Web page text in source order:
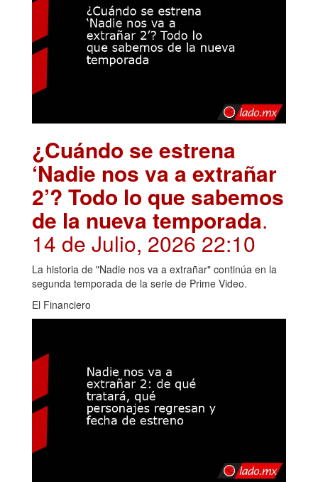
¿Cuándo se estrena
‘Nadie nos va a extrañar
2’? Todo lo que sabemos
de la nueva temporada.
14 de Julio, 2026 22:10
La historia de "Nadie nos va a extrañar" continúa en la
segunda temporada de la serie de Prime Video.
El Financiero